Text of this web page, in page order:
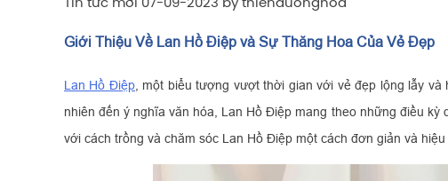
Tin tức mới 07-09-2023 by thienduonghoa
Giới Thiệu Về Lan Hồ Điệp và Sự Thăng Hoa Của Vẻ Đẹp
Lan Hồ Điệp, một biểu tượng vượt thời gian với vẻ đẹp lộng lẫy
nhiên đến ý nghĩa văn hóa, Lan Hồ Điệp mang theo những điều
với cách trồng và chăm sóc Lan Hồ Điệp một cách đơn giản và hiệu